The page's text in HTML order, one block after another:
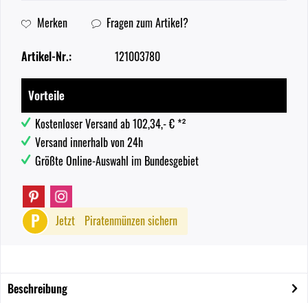
Merken Fragen zum Artikel?
Artikel-Nr.: 121003780
Vorteile
Kostenloser Versand ab 102,34,- € *²
Versand innerhalb von 24h
Größte Online-Auswahl im Bundesgebiet
P Jetzt Piratenmünzen sichern
Beschreibung